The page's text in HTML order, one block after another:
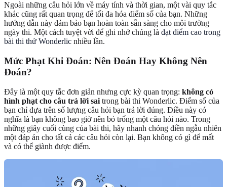
Ngoài những câu hỏi lớn về máy tính và thời gian, một vài quy tắc
khác cũng rất quan trọng để tối đa hóa điểm số của bạn. Những
hướng dẫn này đảm bảo bạn hoàn toàn sẵn sàng cho môi trường
ngày thi. Một cách tuyệt vời để ghi nhớ chúng là đạt điểm cao trong
bài thi thử Wonderlic nhiều lần.
Mức Phạt Khi Đoán: Nên Đoán Hay Không Nên
Đoán?
Đây là một quy tắc đơn giản nhưng cực kỳ quan trọng: không có
hình phạt cho câu trả lời sai trong bài thi Wonderlic. Điểm số của
bạn chỉ dựa trên số lượng câu hỏi bạn trả lời đúng. Điều này có
nghĩa là bạn không bao giờ nên bỏ trống một câu hỏi nào. Trong
những giây cuối cùng của bài thi, hãy nhanh chóng điền ngẫu nhiên
một đáp án cho tất cả các câu hỏi còn lại. Bạn không có gì để mất
và có thể giành được điểm.